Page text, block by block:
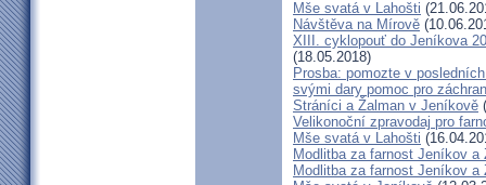
Mše svatá v Lahošti
Návštěva na Mírově
XIII. cyklopouť do Jeníkova
(18.05.2018)
Prosba: pomozte v
svými dary pomoc pro
Stráníci a Žalman v Jeníkově
Velikonoční zpravodaj pro
Mše svatá v Lahošti
Modlitba za farnost Jeníkov a
Modlitba za farnost Jeníkov a